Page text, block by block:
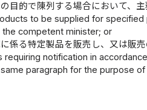
的で陳列する場合において、主
to be supplied for
competent minister; or
る特定製品を販売し、又は販売
notification in
paragraph for the purpose